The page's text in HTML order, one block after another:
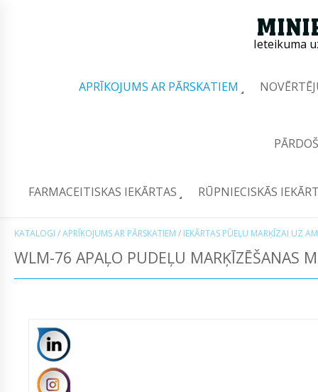
Ieteikuma
APRĪKOJUMS AR PĀRSKATIEM
FARMACEITISKAS IEKĀRTAS RŪPNIECISKĀS
KATALOGI /APRĪKOJUMS AR PĀRSKATIEM / IEKĀRTAS PŪEĻU MARĶĪZAI UZ
WLM-76 APAĻO PUDEĻU MARĶĪZĒŠANAS